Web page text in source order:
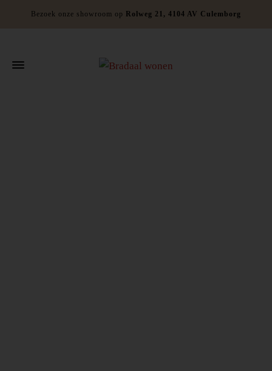
Bezoek onze showroom op Rolweg 21, 4104 AV Culemborg